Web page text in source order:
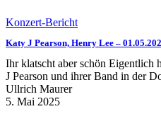
Konzert-Bericht
Katy J Pearson, Henry Lee –
Ihr klatscht aber schön Eigentlich
J Pearson und ihrer Band in der
Ullrich Maurer
5. Mai 2025